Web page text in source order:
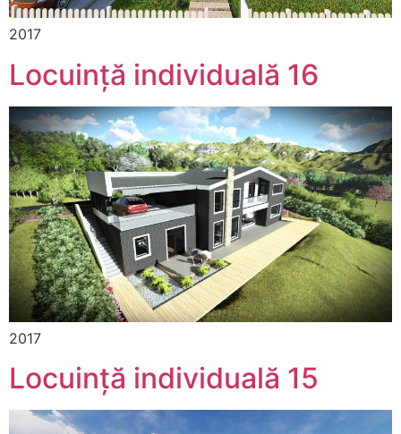
2017
Locuință individuală 16
2017
Locuință individuală 15